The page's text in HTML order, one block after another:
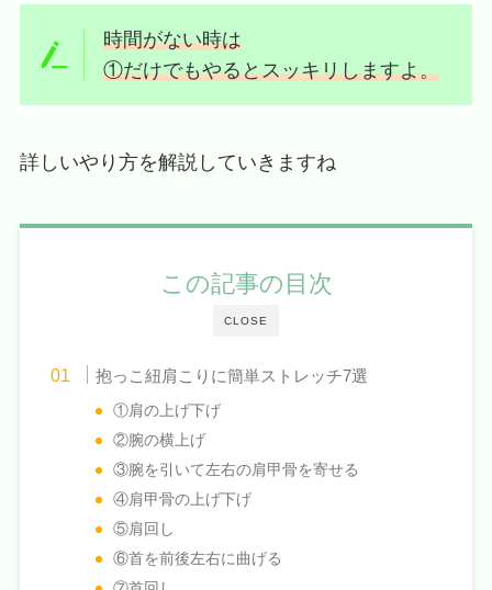
時間がない時は
①だけでもやるとスッキリしますよ。
詳しいやり方を解説していきますね
CLOSE
この記事の目次
抱っこ紐肩こりに簡単ストレッチ7選
①肩の上げ下げ
②腕の横上げ
③腕を引いて左右の肩甲骨を寄せる
④肩甲骨の上げ下げ
⑤肩回し
⑥首を前後左右に曲げる